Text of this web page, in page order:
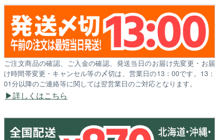
ご注文商品の確認、ご入金の確認、発送当日のお届け先変更・お届
け時間帯変更・キャンセル等の〆切は、営業日の13：00です。13：
01分以降のご連絡等に関しては翌営業日のご対応となります。
詳しくはこちら